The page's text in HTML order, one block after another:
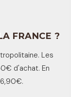
FRANCE ?
Les
d'achat. En